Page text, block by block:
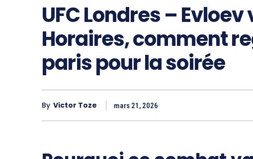
UFC Londres –
Horaires, comment
paris pour la soirée
By Victor Toze mars 21, 2026